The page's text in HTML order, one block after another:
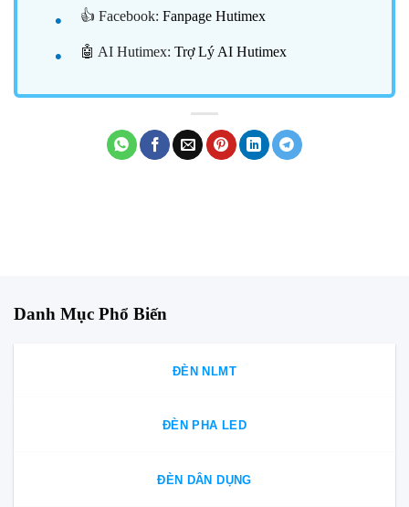
👍 Facebook: Fanpage Hutimex
🤖 AI Hutimex: Trợ Lý AI Hutimex
Danh Mục Phổ Biến
ĐÈN NLMT
ĐÈN PHA LED
ĐÈN DÂN DỤNG